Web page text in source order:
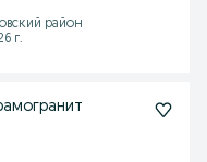
район
г.